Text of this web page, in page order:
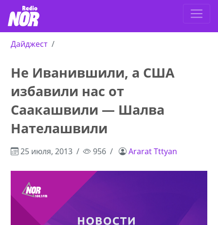
Дайджест
Не Иванившили, а США
избавили нас от
Саакашвили — Шалва
Нателашвили
25 июля, 2013 956 Ararat Tttyan